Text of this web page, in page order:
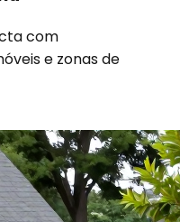
com
e zonas de